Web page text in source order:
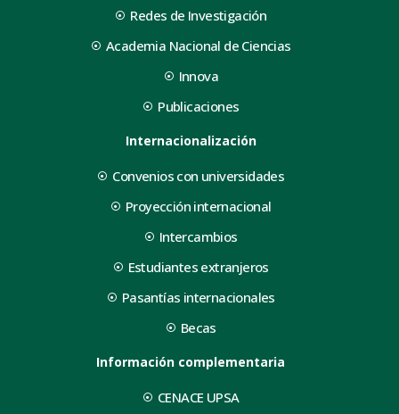
Redes de Investigación
Academia Nacional de Ciencias
Innova
Publicaciones
Internacionalización
Convenios con universidades
Proyección internacional
Intercambios
Estudiantes extranjeros
Pasantías internacionales
Becas
Información complementaria
CENACE UPSA